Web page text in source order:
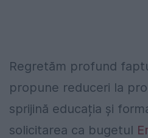
Regretăm profund
propune reduceri la
sprijină educația și
solicitarea ca bugetul